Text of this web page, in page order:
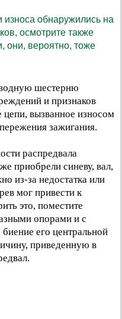
обнаружились на
осмотрите также
они, вероятно, тоже
шестерню
и признаков
цепи, вызванное износом
зажигания.
распредвала
приобрели синеву, вал,
из-за недостатка или
мог привести к
это, поместите
опорами и с
его центральной
приведенную в